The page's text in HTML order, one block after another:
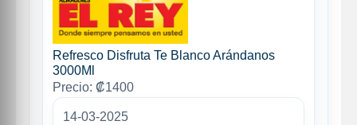
Refresco Disfruta Te Blanco Arándanos
3000Ml
Precio: ₡1400
14-03-2025